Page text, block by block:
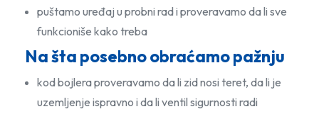
puštamo uređaj u probni rad i proveravamo da li sve
funkcioniše kako treba
Na šta posebno obraćamo pažnju
kod bojlera proveravamo da li zid nosi teret, da li je
uzemljenje ispravno i da li ventil sigurnosti radi